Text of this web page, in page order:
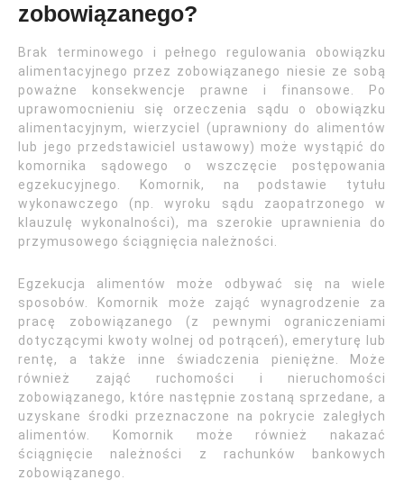
zobowiązanego?
Brak terminowego i pełnego regulowania obowiązku
alimentacyjnego przez zobowiązanego niesie ze sobą
poważne konsekwencje prawne i finansowe. Po
uprawomocnieniu się orzeczenia sądu o obowiązku
alimentacyjnym, wierzyciel (uprawniony do alimentów
lub jego przedstawiciel ustawowy) może wystąpić do
komornika sądowego o wszczęcie postępowania
egzekucyjnego. Komornik, na podstawie tytułu
wykonawczego (np. wyroku sądu zaopatrzonego w
klauzulę wykonalności), ma szerokie uprawnienia do
przymusowego ściągnięcia należności.
Egzekucja alimentów może odbywać się na wiele
sposobów. Komornik może zająć wynagrodzenie za
pracę zobowiązanego (z pewnymi ograniczeniami
dotyczącymi kwoty wolnej od potrąceń), emeryturę lub
rentę, a także inne świadczenia pieniężne. Może
również zająć ruchomości i nieruchomości
zobowiązanego, które następnie zostaną sprzedane, a
uzyskane środki przeznaczone na pokrycie zaległych
alimentów. Komornik może również nakazać
ściągnięcie należności z rachunków bankowych
zobowiązanego.